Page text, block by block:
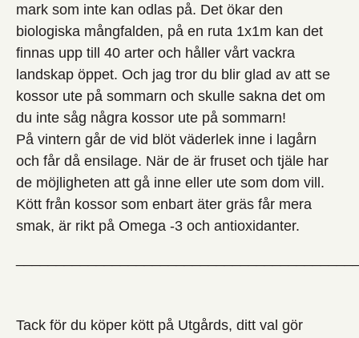
mark som inte kan odlas på. Det ökar den
biologiska mångfalden, på en ruta 1x1m kan det
finnas upp till 40 arter och håller vårt vackra
landskap öppet. Och jag tror du blir glad av att se
kossor ute på sommarn och skulle sakna det om
du inte såg några kossor ute på sommarn!
På vintern går de vid blöt väderlek inne i lagårn
och får då ensilage. När de är fruset och tjäle har
de möjligheten att gå inne eller ute som dom vill.
Kött från kossor som enbart äter gräs får mera
smak, är rikt på Omega -3 och antioxidanter.
Tack för du köper kött på Utgårds, ditt val gör